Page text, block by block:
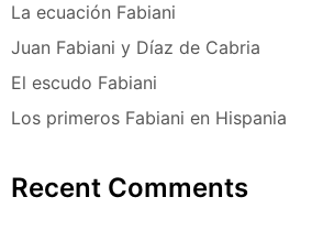
La ecuación Fabiani
Juan Fabiani y Díaz de Cabria
El escudo Fabiani
Los primeros Fabiani en Hispania
Recent Comments